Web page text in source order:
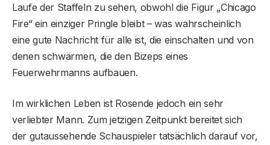
Laufe der Staffeln zu sehen, obwohl die Figur „Chicago
Fire“ ein einziger Pringle bleibt – was wahrscheinlich
eine gute Nachricht für alle ist, die einschalten und von
denen schwärmen, die den Bizeps eines
Feuerwehrmanns aufbauen.
Im wirklichen Leben ist Rosende jedoch ein sehr
verliebter Mann. Zum jetzigen Zeitpunkt bereitet sich
der gutaussehende Schauspieler tatsächlich darauf vor,